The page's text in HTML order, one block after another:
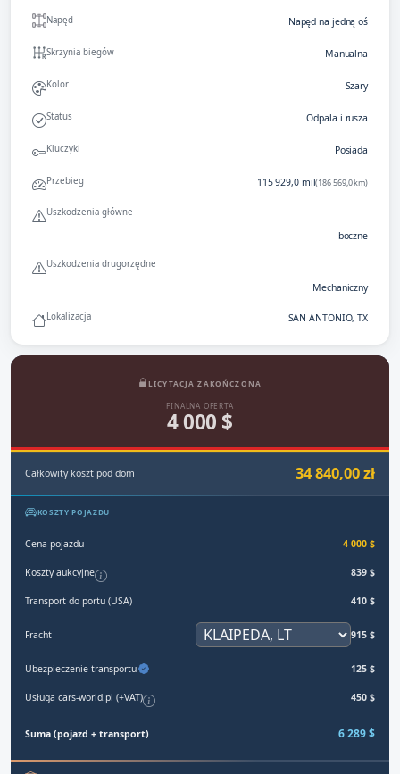
Napęd Napęd na jedną oś
Skrzynia biegów Manualna
Kolor Szary
Status Odpala i rusza
Kluczyki Posiada
Przebieg 115 929,0 mil(186 569,0 km)
Uszkodzenia główne
boczne
Uszkodzenia drugorzędne
Mechaniczny
Lokalizacja SAN ANTONIO, TX
LICYTACJA ZAKOŃCZONA
FINALNA OFERTA
4 000 $
Całkowity koszt pod dom 34 840,00 zł
KOSZTY POJAZDU
Cena pojazdu 4 000 $
Koszty aukcyjne 839 $
Transport do portu (USA) 410 $
Fracht 915 $
Ubezpieczenie transportu 125 $
Usługa cars-world.pl (+VAT) 450 $
Suma (pojazd + transport) 6 289 $